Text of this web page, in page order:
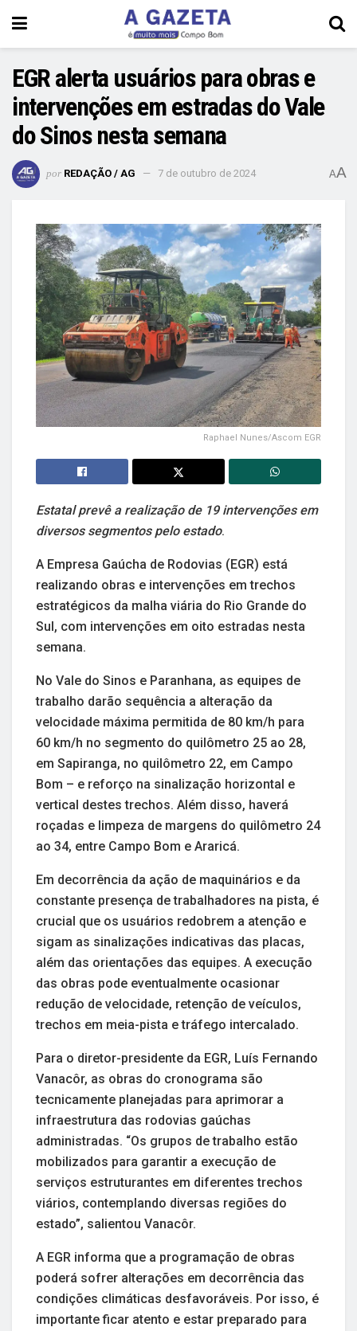
EGR alerta usuários para obras e
intervenções em estradas do Vale
do Sinos nesta semana
por REDAÇÃO / AG 7 de outubro de 2024 AA
Raphael Nunes/Ascom EGR
Estatal prevê a realização de 19 intervenções em
diversos segmentos pelo estado.
A Empresa Gaúcha de Rodovias (EGR) está
realizando obras e intervenções em trechos
estratégicos da malha viária do Rio Grande do
Sul, com intervenções em oito estradas nesta
semana.
No Vale do Sinos e Paranhana, as equipes de
trabalho darão sequência a alteração da
velocidade máxima permitida de 80 km/h para
60 km/h no segmento do quilômetro 25 ao 28,
em Sapiranga, no quilômetro 22, em Campo
Bom – e reforço na sinalização horizontal e
vertical destes trechos. Além disso, haverá
roçadas e limpeza de margens do quilômetro 24
ao 34, entre Campo Bom e Araricá.
Em decorrência da ação de maquinários e da
constante presença de trabalhadores na pista, é
crucial que os usuários redobrem a atenção e
sigam as sinalizações indicativas das placas,
além das orientações das equipes. A execução
das obras pode eventualmente ocasionar
redução de velocidade, retenção de veículos,
trechos em meia-pista e tráfego intercalado.
Para o diretor-presidente da EGR, Luís Fernando
Vanacôr, as obras do cronograma são
tecnicamente planejadas para aprimorar a
infraestrutura das rodovias gaúchas
administradas. “Os grupos de trabalho estão
mobilizados para garantir a execução de
serviços estruturantes em diferentes trechos
viários, contemplando diversas regiões do
estado”, salientou Vanacôr.
A EGR informa que a programação de obras
poderá sofrer alterações em decorrência das
condições climáticas desfavoráveis. Por isso, é
importante ficar atento e estar preparado para